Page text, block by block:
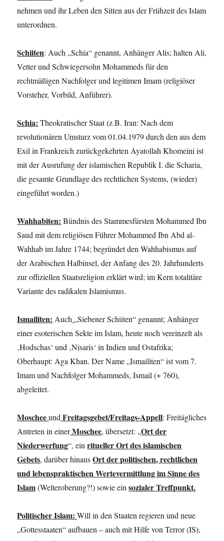
nehmen und ihr Leben den Sitten aus der Frühzeit des Islam
unterordnen.
Schiiten: Auch „Schia“ genannt, Anhänger Alis; halten Ali,
Vetter und Schwiegersohn Mohammeds für den
rechtmäßigen Nachfolger und legitimen Imam (religiöser
Vorsteher, Vorbild, Anführer).
Schia: Theokratischer Staat (z.B. Iran: Nach dem
revolutionären Umsturz vom 01.04.1979 durch den aus dem
Exil in Frankreich zurückgekehrten Ayatollah Khomeini ist
mit der Ausrufung der islamischen Republik I. die Scharia,
die gesamte Grundlage des rechtlichen Systems, (wieder)
eingeführt worden.)
Wahhabiten: Bündnis des Stammesfürsten Mohammed Ibn
Saud mit dem religiösen Führer Mohammed Ibn Abd al-
Wahhab im Jahre 1744; begründet den Wahhabismus auf
der Arabischen Halbinsel, der Anfang des 20. Jahrhunderts
zur offiziellen Staatsreligion erklärt wird; im Kern totalitäre
Variante des radikalen Islamismus.
Ismailiten: Auch „Siebener Schiiten“ genannt; Anhänger
einer esoterischen Sekte im Islam, heute noch vereinzelt als
‚Hodschas‘ und ‚Nisaris‘ in Indien und Ostafrika;
Oberhaupt: Aga Khan. Der Name „Ismailiten“ ist vom 7.
Imam und Nachfolger Mohammeds, Ismail (+ 760),
abgeleitet.
Moscheeund Freitagsgebet/Freitags-Appell: Freitägliches
Antreten in einerMoschee, übersetzt: „Ort der
Niederwerfung“, einritueller Ort des islamischen
Gebets, darüber hinausOrt der politischen, rechtlichen
und lebenspraktischen Wertevermittlung im Sinne des
Islam(Welteroberung?!) sowie einsozialer Treffpunkt.
Politischer Islam:Will in den Staaten regieren und neue
„Gottesstaaten“ aufbauen – auch mit Hilfe von Terror (IS),